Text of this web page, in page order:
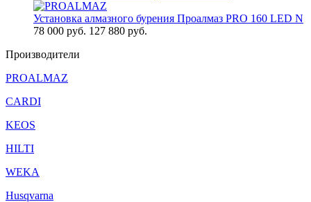
Установка алмазного бурения Проалмаз PRO 160 LED N
78 000 руб. 127 880 руб.
Производители
PROALMAZ
CARDI
KEOS
HILTI
WEKA
Husqvarna